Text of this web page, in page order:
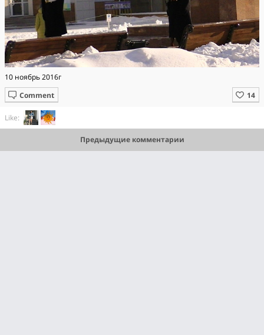
10 ноябрь 2016г
Comment
Like:
Предыдущие комментарии